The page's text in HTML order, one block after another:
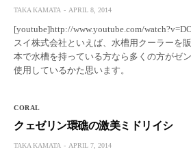
TAKA KAMATA APRIL 8, 2014
[youtube]http://www.youtube.com/
スイ株式会社といえば、水槽用クーラーを
本で水槽を持っている方なら多くの方がゼ
使用しているかた思います。
CORAL
クェゼリン環礁の激美ミドリイシ
TAKA KAMATA APRIL 7, 2014